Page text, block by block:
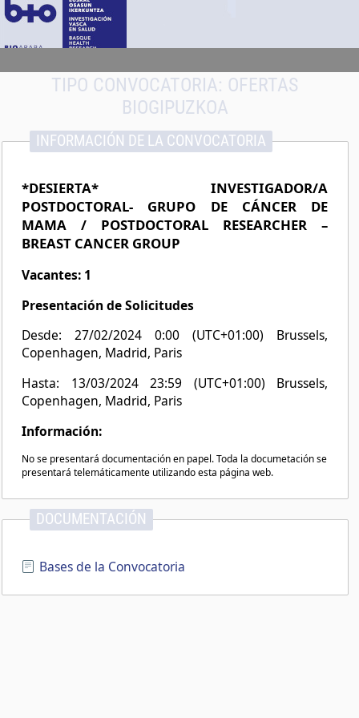
TIPO CONVOCATORIA: OFERTAS
BIOGIPUZKOA
INFORMACIÓN DE LA CONVOCATORIA
*DESIERTA* INVESTIGADOR/A
POSTDOCTORAL- GRUPO DE CÁNCER DE
MAMA / POSTDOCTORAL RESEARCHER –
BREAST CANCER GROUP
Vacantes: 1
Presentación de Solicitudes
Desde: 27/02/2024 0:00 (UTC+01:00) Brussels,
Copenhagen, Madrid, Paris
Hasta: 13/03/2024 23:59 (UTC+01:00) Brussels,
Copenhagen, Madrid, Paris
Información:
No se presentará documentación en papel. Toda la documetación se
presentará telemáticamente utilizando esta página web.
DOCUMENTACIÓN
Bases de la Convocatoria